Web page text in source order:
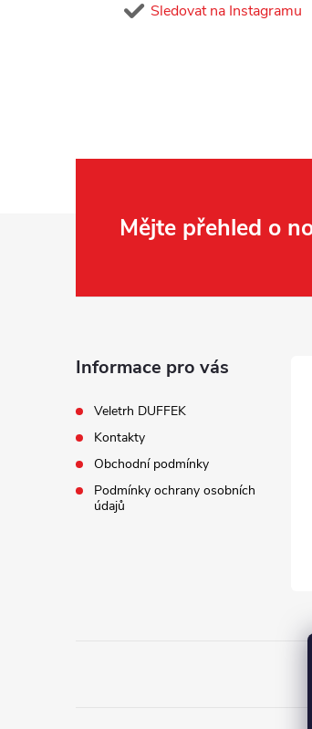
Sledovat na Instagramu
Mějte přehled o
Informace pro vás
Veletrh DUFFEK
Kontakty
Obchodní podmínky
Podmínky ochrany osobních
údajů